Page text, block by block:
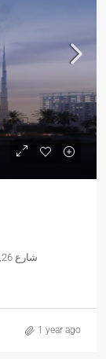
Al Jaddaf, شارع 26, الجداف, دبي, الإمارات العربية المتحدة
1 year ago